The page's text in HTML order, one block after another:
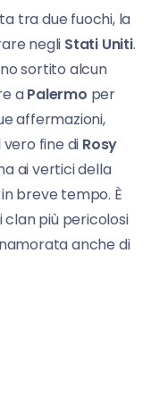
tra due fuochi, la
negli Stati Uniti.
sortito alcun
aPalermo per
affermazioni,
vero fine di Rosy
ai vertici della
breve tempo. È
clan più pericolosi
anche di